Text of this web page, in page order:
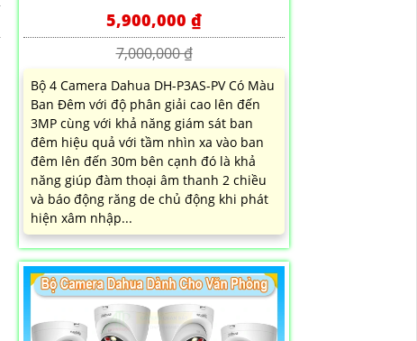
5,900,000 ₫
7,000,000 ₫
Bộ 4 Camera Dahua DH-P3AS-PV Có Màu
Ban Đêm với độ phân giải cao lên đến
3MP cùng với khả năng giám sát ban
đêm hiệu quả với tầm nhìn xa vào ban
đêm lên đến 30m bên cạnh đó là khả
năng giúp đàm thoại âm thanh 2 chiều
và báo động răng de chủ động khi phát
hiện xâm nhập...